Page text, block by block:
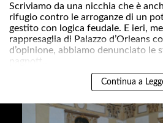
Scriviamo da una nicchia che è
rifugio contro le arroganze di un
gestito con logica feudale. E ieri,
rappresaglia di Palazzo d’Orleans
d’opinione, abbiamo denunciato le
pagnott..
Continua a